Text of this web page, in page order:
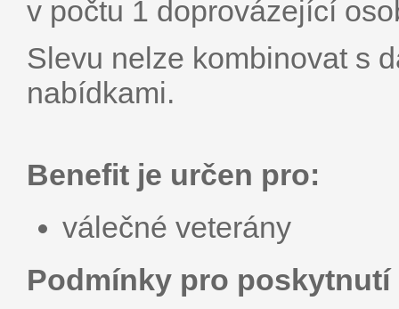
v počtu 1 doprovázejí­cí
Slevu nelze kombinovat s
nabídkami.
Benefit je určen pro:
válečné veterány
Podmínky pro poskytnutí